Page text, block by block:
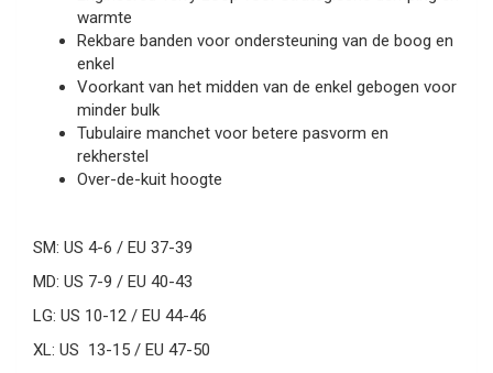
warmte
Rekbare banden voor ondersteuning van de boog en
enkel
Voorkant van het midden van de enkel gebogen voor
minder bulk
Tubulaire manchet voor betere pasvorm en
rekherstel
Over-de-kuit hoogte
SM: US 4-6 / EU 37-39
MD: US 7-9 / EU 40-43
LG: US 10-12 / EU 44-46
XL: US 13-15 / EU 47-50